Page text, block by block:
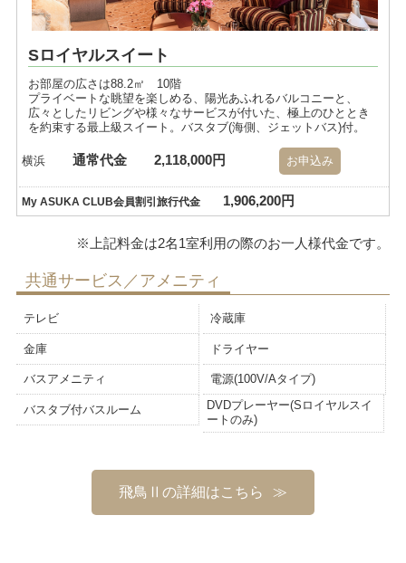
Sロイヤルスイート
お部屋の広さは88.2㎡ 10階
プライベートな眺望を楽しめる、陽光あふれるバルコニーと、
広々としたリビングや様々なサービスが付いた、極上のひととき
を約束する最上級スイート。バスタブ(海側、ジェットバス)付。
横浜 通常代金 2,118,000円 お申込み
My ASUKA CLUB会員割引旅行代金 1,906,200円
共通サービス／アメニティ
テレビ 冷蔵庫
金庫 ドライヤー
バスアメニティ 電源(100V/Aタイプ)
バスタブ付バスルーム
DVDプレーヤー(Sロイヤルスイ
ートのみ)
飛鳥Ⅱの詳細はこちら